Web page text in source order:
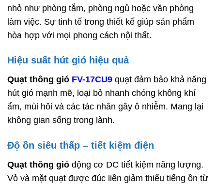
nhỏ như phòng tắm, phòng ngủ hoặc văn phòng
làm việc. Sự tinh tế trong thiết kế giúp sản phẩm
hòa hợp với mọi phong cách nội thất.
Hiệu suất hút gió hiệu quả
Quạt thông gió FV-17CU9 quạt đảm bảo khả năng
hút gió mạnh mẽ, loại bỏ nhanh chóng không khí
ẩm, mùi hôi và các tác nhân gây ô nhiễm. Mang lại
không gian sống trong lành.
Độ ồn siêu thấp – tiết kiệm điện
Quạt thông gió động cơ DC tiết kiệm năng lượng.
Vỏ và mặt quạt được đúc liền giảm thiểu tiếng ồn từ